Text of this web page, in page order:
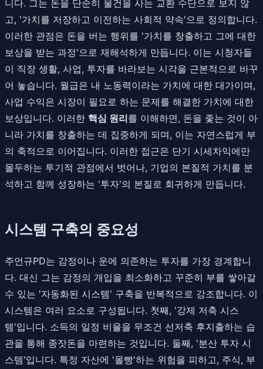
니다. 그는 돈을 단순히 물건을 사는 교환 수단으로 보지 않
고, '가치를 저장하고 이전하는 사회적 약속'으로 정의합니다.
이러한 관점은 돈을 버는 행위를 '가치를 창출하고 그에 대한
보상을 받는 과정'으로 재해석하게 만듭니다. 이는 시청자들
이 직장 생활, 사업, 투자를 바라보는 시각을 근본적으로 바꾸
어 놓습니다. 월급은 내 노동력이라는 가치에 대한 대가이며,
사업 수익은 시장이 필요로 하는 문제를 해결한 가치에 대한
보상입니다. 이러한 핵심 원리를 이해하면, 돈을 좇는 것이 아
니라 가치를 창출하는 데 집중하게 되며, 이는 자연스럽게 부
의 축적으로 이어집니다. 이러한 접근은 단기 시세차익에만
몰두하는 투기적 관점에서 벗어나, 기업의 본질적 가치를 분
석하고 함께 성장하는 '투자'의 본질로 회귀하게 만듭니다.
시스템 구축의 중요성
주언규PD는 감정이나 운에 의존하는 투자를 가장 경계합니
다. 대신 그는 감정의 개입을 최소화하고 꾸준히 부를 쌓아갈
수 있는 '자동화된 시스템' 구축을 반복적으로 강조합니다. 이
시스템은 여러 요소로 구성됩니다. 첫째, '강제 저축 시스
템'입니다. 소득의 일정 비율을 무조건 선저축 후지출하는 습
관을 통해 종잣돈을 마련하는 것입니다. 둘째, '분산 투자 시
스템'입니다. 특정 자산에 '몰빵'하는 위험을 피하고, 주식, 부